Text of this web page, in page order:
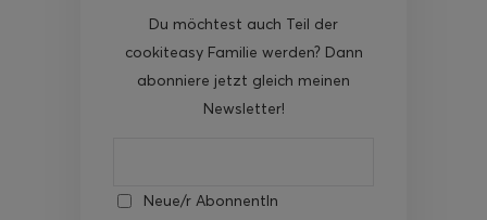
Du möchtest auch Teil der
cookiteasy Familie werden? Dann
abonniere jetzt gleich meinen
Newsletter!
Neue/r AbonnentIn